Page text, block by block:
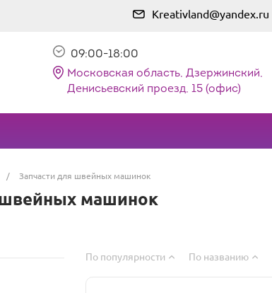
Kreativland@yandex.ru
09:00-18:00
Московская область, Дзержинский,
Денисьевский проезд, 15 (офис)
/ Запчасти для швейных машинок
швейных машинок
По популярности По названию